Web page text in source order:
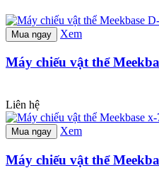
Mua ngay Xem
Máy chiếu vật thể
Liên hệ
Mua ngay Xem
Máy chiếu vật thể